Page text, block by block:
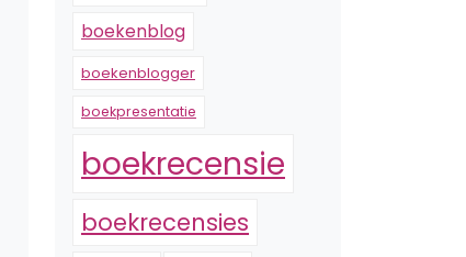
boekenblog
boekenblogger
boekpresentatie
boekrecensie
boekrecensies